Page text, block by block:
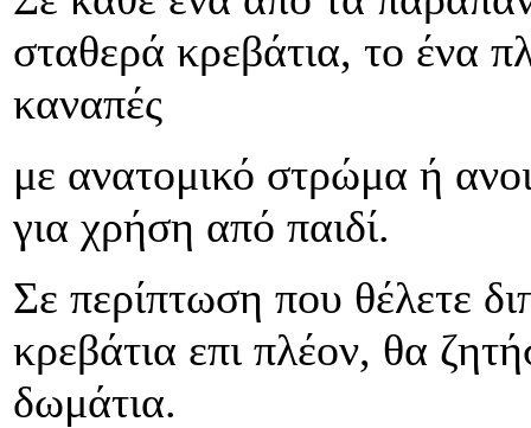
σταθερά κρεβάτια, το ένα
καναπές
με ανατομικό στρώμα ή
για χρήση από παιδί.
Σε περίπτωση που θέλετε
κρεβάτια επι πλέον, θα
δωμάτια.